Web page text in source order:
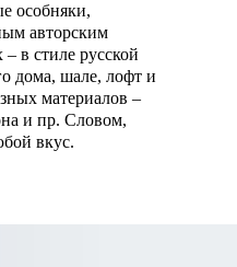
особняки,
авторским
в стиле русской
дома, шале, лофт и
материалов –
и пр. Словом,
вкус.